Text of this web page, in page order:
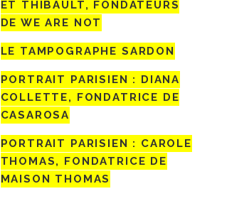
ET THIBAULT, FONDATEURS
DE WE ARE NOT
LE TAMPOGRAPHE SARDON
PORTRAIT PARISIEN : DIANA
COLLETTE, FONDATRICE DE
CASAROSA
PORTRAIT PARISIEN : CAROLE
THOMAS, FONDATRICE DE
MAISON THOMAS